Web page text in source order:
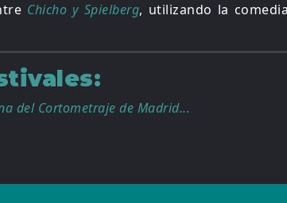
Chicho y Spielberg, utilizando la
del Cortometraje de Madrid...